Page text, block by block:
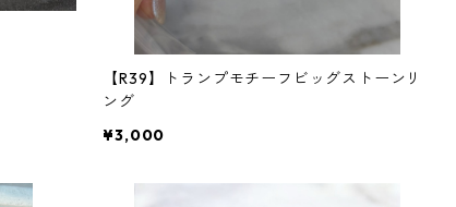
【R39】トランプモチーフビッグストーンリ
ング
¥3,000